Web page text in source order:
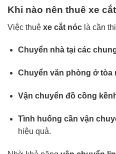
Khi nào nên thuê xe
Việc thuê xe cắt nóc là cần
Chuyển nhà tại các
Chuyển văn phòng ở tòa
Vận chuyển đồ cồng
Tình huống cần vận
hiệu quả.